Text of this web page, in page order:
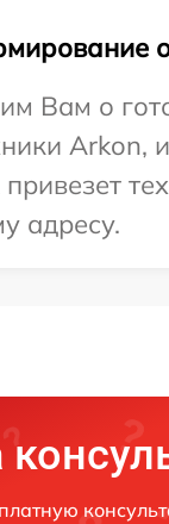
о
Вам о
Arkon,
адресу.